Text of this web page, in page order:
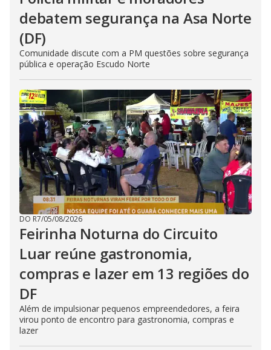
debatem segurança na Asa Norte
(DF)
Comunidade discute com a PM questões sobre segurança
pública e operação Escudo Norte
DO R7/05/08/2026
Feirinha Noturna do Circuito
Luar reúne gastronomia,
compras e lazer em 13 regiões do
DF
Além de impulsionar pequenos empreendedores, a feira
virou ponto de encontro para gastronomia, compras e
lazer